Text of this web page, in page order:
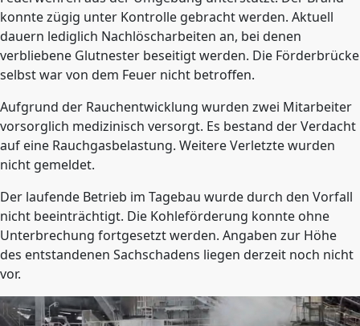
konnte zügig unter Kontrolle gebracht werden. Aktuell
dauern lediglich Nachlöscharbeiten an, bei denen
verbliebene Glutnester beseitigt werden. Die Förderbrücke
selbst war von dem Feuer nicht betroffen.
Aufgrund der Rauchentwicklung wurden zwei Mitarbeiter
vorsorglich medizinisch versorgt. Es bestand der Verdacht
auf eine Rauchgasbelastung. Weitere Verletzte wurden
nicht gemeldet.
Der laufende Betrieb im Tagebau wurde durch den Vorfall
nicht beeinträchtigt. Die Kohleförderung konnte ohne
Unterbrechung fortgesetzt werden. Angaben zur Höhe
des entstandenen Sachschadens liegen derzeit noch nicht
vor.